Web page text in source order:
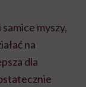
myszy,
na
dla